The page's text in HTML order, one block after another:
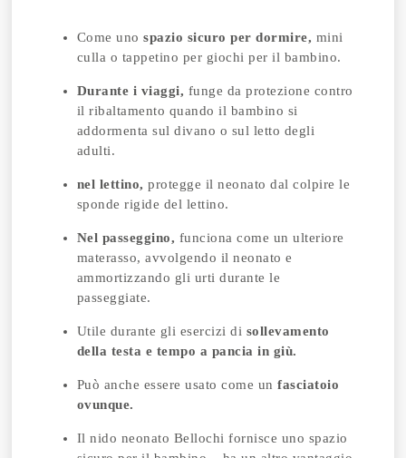
Come unospazio sicuro per dormire, mini
culla o tappetino per giochi per il bambino.
Durante i viaggi, funge da protezione contro
il ribaltamento quando il bambino si
addormenta sul divano o sul letto degli
adulti.
nel lettino, protegge il neonato dal colpire le
sponde rigide del lettino.
Nel passeggino, funciona come un ulteriore
materasso, avvolgendo il neonato e
ammortizzando gli urti durante le
passeggiate.
Utile durante gli esercizi di sollevamento
della testa e tempo a pancia in giù.
Può anche essere usato come unfasciatoio
ovunque.
Il nido neonato Bellochi fornisce uno spazio